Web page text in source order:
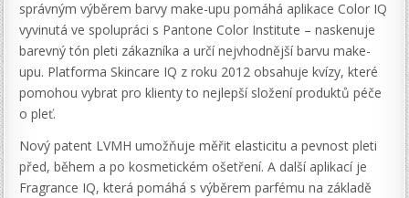
správným výběrem barvy make-upu pomáhá aplikace Color IQ
vyvinutá ve spolupráci s Pantone Color Institute – naskenuje
barevný tón pleti zákazníka a určí nejvhodnější barvu make-
upu. Platforma Skincare IQ z roku 2012 obsahuje kvízy, které
pomohou vybrat pro klienty to nejlepší složení produktů péče
o pleť.
Nový patent LVMH umožňuje měřit elasticitu a pevnost pleti
před, během a po kosmetickém ošetření. A další aplikací je
Fragrance IQ, která pomáhá s výběrem parfému na základě